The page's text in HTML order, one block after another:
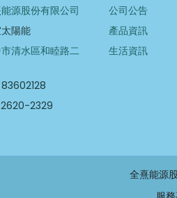
源股份有限公司
陽能
清水區和睦路二
2329
公司公告
產品資訊
生活資訊
全熹能源